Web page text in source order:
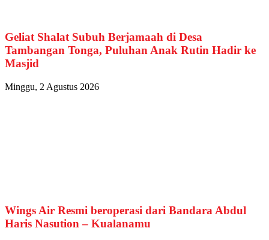
Geliat Shalat Subuh Berjamaah di Desa
Tambangan Tonga, Puluhan Anak Rutin Hadir ke
Masjid
Minggu, 2 Agustus 2026
Wings Air Resmi beroperasi dari Bandara Abdul
Haris Nasution – Kualanamu